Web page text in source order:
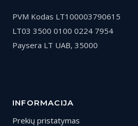
PVM Kodas LT100003790615
LT03 3500 0100 0224 7954
Paysera LT UAB, 35000
INFORMACIJA
Prekių pristatymas